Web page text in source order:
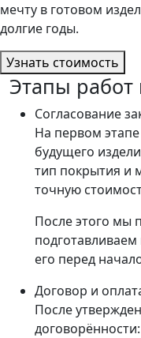
мечту в готовом
долгие годы.
Узнать стоимость
Этапы работ
Согласование
На первом
будущего
тип покрытия и
точную
После этого мы
его перед
Договор и
После